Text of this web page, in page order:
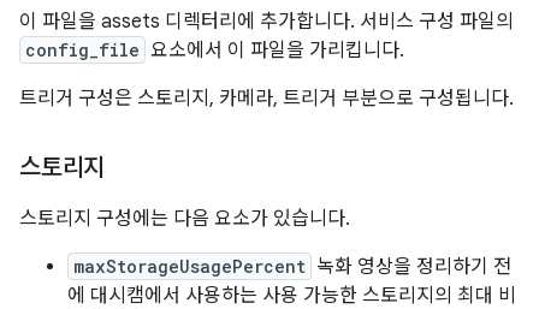
이 파일을 assets 디렉터리에 추가합니다. 서비스 구성 파일의
config_file 요소에서 이 파일을 가리킵니다.
트리거 구성은 스토리지, 카메라, 트리거 부분으로 구성됩니다.
스토리지
스토리지 구성에는 다음 요소가 있습니다.
maxStorageUsagePercent 녹화 영상을 정리하기 전
에 대시캠에서 사용하는 사용 가능한 스토리지의 최대 비